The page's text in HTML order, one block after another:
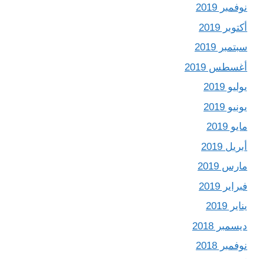
نوفمبر 2019
أكتوبر 2019
سبتمبر 2019
أغسطس 2019
يوليو 2019
يونيو 2019
مايو 2019
أبريل 2019
مارس 2019
فبراير 2019
يناير 2019
ديسمبر 2018
نوفمبر 2018